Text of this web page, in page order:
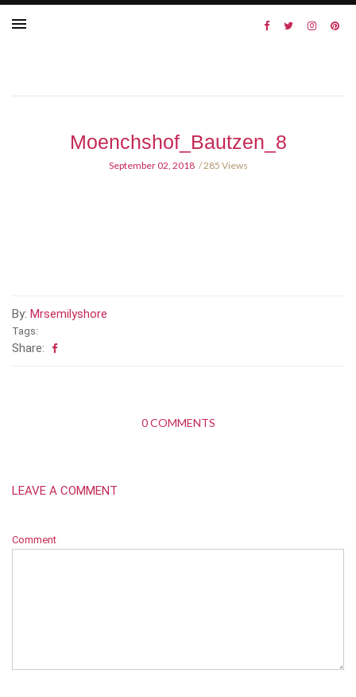
Moenchshof_Bautzen_8
September 02, 2018 285 Views
By: Mrsemilyshore
Tags:
Share:
0 COMMENTS
LEAVE A COMMENT
Comment